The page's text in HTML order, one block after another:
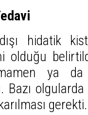
hidatik
olduğu
ya da
Bazı
gerekti.